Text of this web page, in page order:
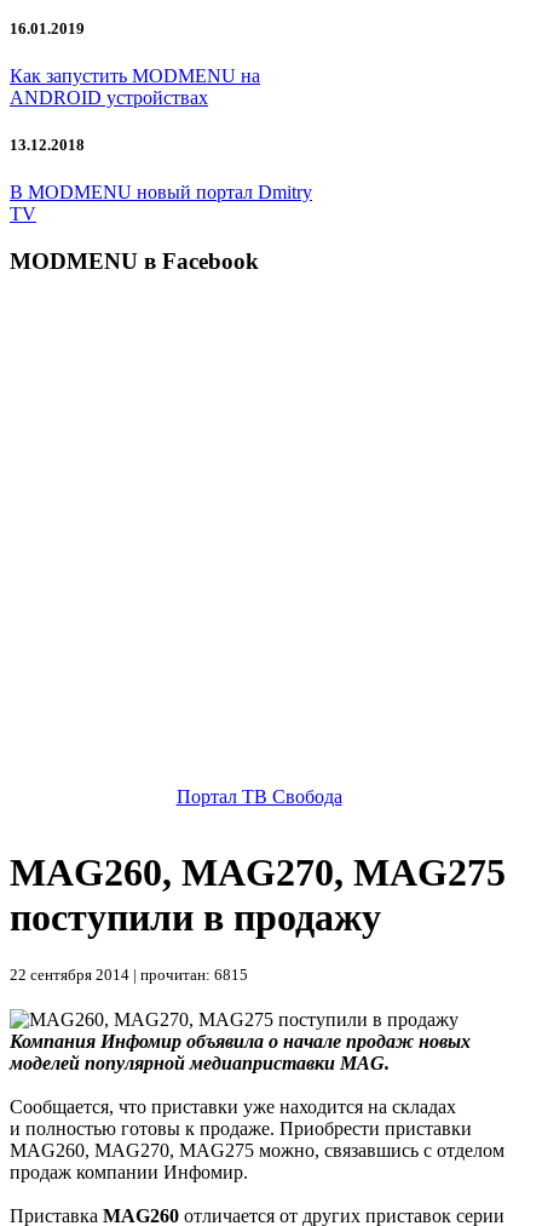
16.01.2019
Как запустить MODMENU на
ANDROID устройствах
13.12.2018
В MODMENU новый портал Dmitry
TV
MODMENU в Facebook
Портал ТВ Свобода
MAG260, MAG270, MAG275
поступили в продажу
22 сентября 2014 | прочитан: 6815
Компания Инфомир объявила о начале продаж новых
моделей популярной медиаприставки MAG.
Сообщается, что приставки уже находится на складах
и полностью готовы к продаже. Приобрести приставки
MAG260, MAG270, MAG275 можно, связавшись с отделом
продаж компании Инфомир.
Приставка MAG260 отличается от других приставок серии